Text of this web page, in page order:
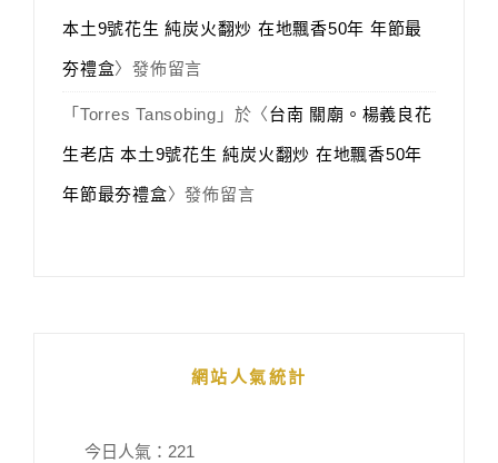
本土9號花生 純炭火翻炒 在地飄香50年 年節最
夯禮盒〉發佈留言
「 Torres Tansobing 」於〈台南 關廟。楊義良花
生老店 本土9號花生 純炭火翻炒 在地飄香50年
年節最夯禮盒〉發佈留言
網站人氣統計
今日人氣： 221